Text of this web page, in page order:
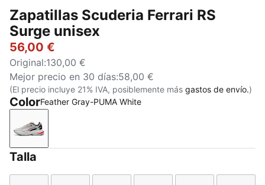
Zapatillas Scuderia Ferrari RS
Surge unisex
56,00 €
Original:130,00 €
Mejor precio en 30 días:58,00 €
(El precio incluye 21% IVA, posiblemente más gastos de envío.)
ColorFeather Gray-PUMA White
Feather Gray-PUMA White
Talla